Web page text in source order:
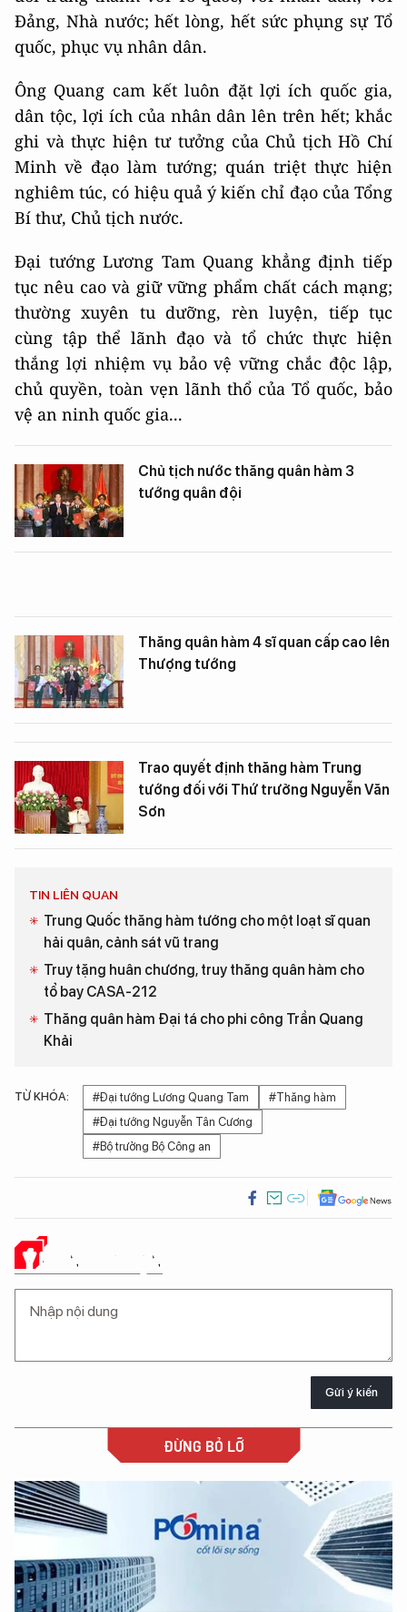
Đảng, Nhà nước; hết lòng, hết sức phụng sự Tổ
quốc, phục vụ nhân dân.
Ông Quang cam kết luôn đặt lợi ích quốc gia,
dân tộc, lợi ích của nhân dân lên trên hết; khắc
ghi và thực hiện tư tưởng của Chủ tịch Hồ Chí
Minh về đạo làm tướng; quán triệt thực hiện
nghiêm túc, có hiệu quả ý kiến chỉ đạo của Tổng
Bí thư, Chủ tịch nước.
Đại tướng Lương Tam Quang khẳng định tiếp
tục nêu cao và giữ vững phẩm chất cách mạng;
thường xuyên tu dưỡng, rèn luyện, tiếp tục
cùng tập thể lãnh đạo và tổ chức thực hiện
thắng lợi nhiệm vụ bảo vệ vững chắc độc lập,
chủ quyền, toàn vẹn lãnh thổ của Tổ quốc, bảo
vệ an ninh quốc gia...
Chủ tịch nước thăng quân hàm 3
tướng quân đội
Thăng quân hàm 4 sĩ quan cấp cao lên
Thượng tướng
Trao quyết định thăng hàm Trung
tướng đối với Thứ trưởng Nguyễn Văn
Sơn
TIN LIÊN QUAN
Trung Quốc thăng hàm tướng cho một loạt sĩ quan
hải quân, cảnh sát vũ trang
Truy tặng huân chương, truy thăng quân hàm cho
tổ bay CASA-212
Thăng quân hàm Đại tá cho phi công Trần Quang
Khải
TỪ KHÓA: #Đại tướng Lương Quang Tam
#Thăng hàm
#Đại tướng Nguyễn Tân Cương
#Bộ trưởng Bộ Công an
Ý KIẾN CỦA BẠN
Gửi ý kiến
ĐỪNG BỎ LỠ